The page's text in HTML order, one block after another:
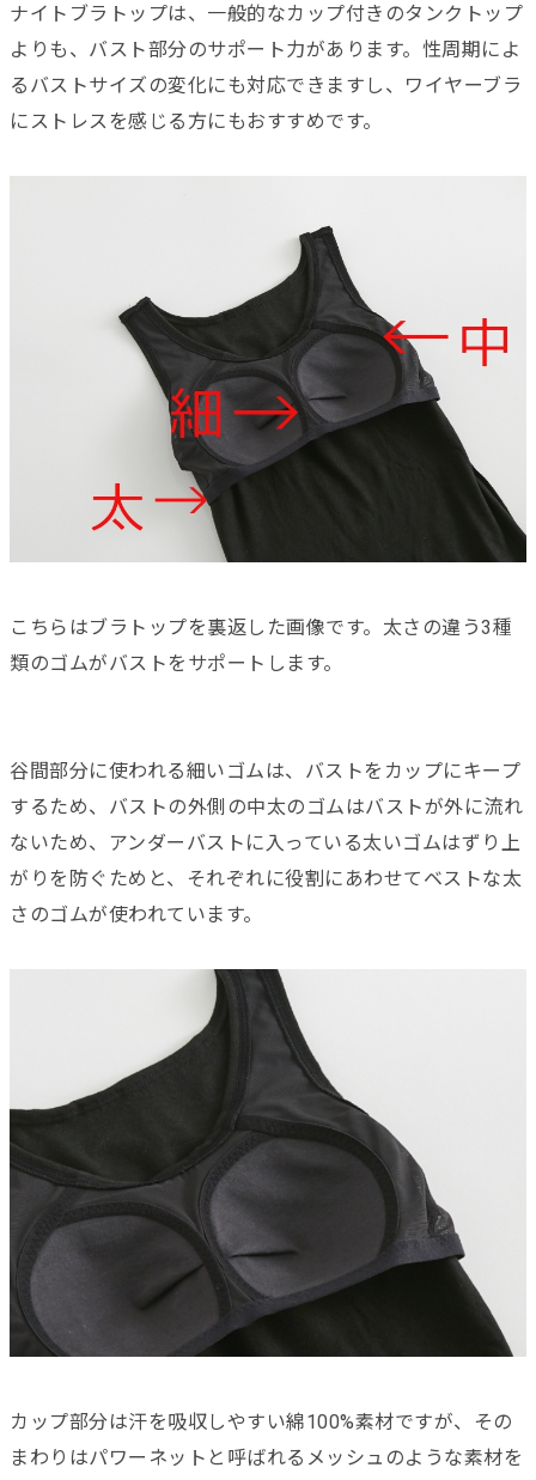
ナイトブラトップは、一般的なカップ付きのタンクトップ
よりも、バスト部分のサポート力があります。性周期によ
るバストサイズの変化にも対応できますし、ワイヤーブラ
にストレスを感じる方にもおすすめです。
こちらはブラトップを裏返した画像です。太さの違う3種
類のゴムがバストをサポートします。
谷間部分に使われる細いゴムは、バストをカップにキープ
するため、バストの外側の中太のゴムはバストが外に流れ
ないため、アンダーバストに入っている太いゴムはずり上
がりを防ぐためと、それぞれに役割にあわせてベストな太
さのゴムが使われています。
カップ部分は汗を吸収しやすい綿100%素材ですが、その
まわりはパワーネットと呼ばれるメッシュのような素材を